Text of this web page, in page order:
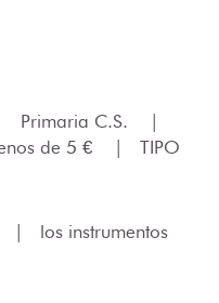
Primaria C.S.
|
de 5 € |
TIPO
|
los instrumentos